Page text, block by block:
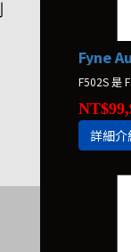
Fyne
F502S 是
詳細介